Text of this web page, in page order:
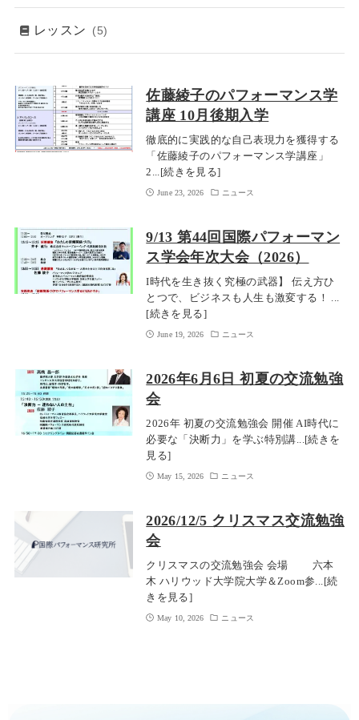
レッスン (5)
佐藤綾子のパフォーマンス学
講座 10月後期入学
徹底的に実践的な自己表現力を獲得する
「佐藤綾子のパフォーマンス学講座」
2...[続きを見る]
June 23, 2026 ニュース
9/13 第44回国際パフォーマン
ス学会年次大会（2026）
I時代を生き抜く究極の武器】 伝え方ひ
とつで、ビジネスも人生も激変する！ ...
[続きを見る]
June 19, 2026 ニュース
2026年6月6日 初夏の交流勉強
会
2026年 初夏の交流勉強会 開催 AI時代に
必要な「決断力」を学ぶ特別講...[続きを
見る]
May 15, 2026 ニュース
2026/12/5 クリスマス交流勉強
会
クリスマスの交流勉強会 会場 六本
木 ハリウッド大学院大学＆Zoom参...[続
きを見る]
May 10, 2026 ニュース